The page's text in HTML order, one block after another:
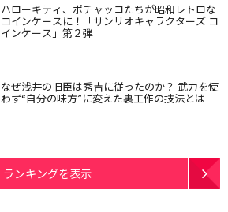
ハローキティ、ポチャッコたちが昭和レトロな
コインケースに！「サンリオキャラクターズ コ
インケース」第２弾
なぜ浅井の旧臣は秀吉に従ったのか？ 武力を使
わず“自分の味方”に変えた裏工作の技法とは
ランキングを表示